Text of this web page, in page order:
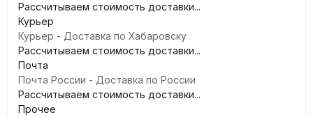
Рассчитываем стоимость доставки...
Курьер
Курьер - Доставка по Хабаровску
Рассчитываем стоимость доставки...
Почта
Почта России - Доставка по России
Рассчитываем стоимость доставки...
Прочее